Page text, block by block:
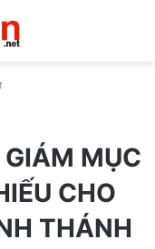
MỤC
CHO
THÁNH